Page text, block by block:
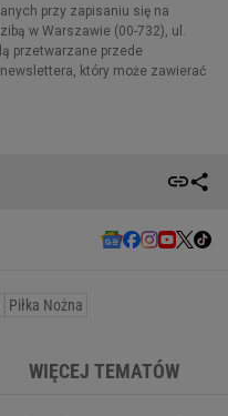
Piłka Nożna
WIĘCEJ TEMATÓW